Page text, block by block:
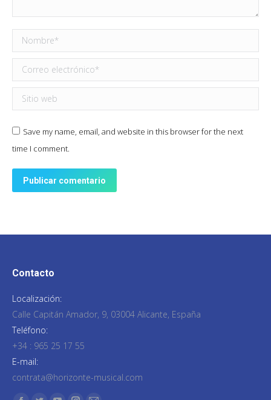
Nombre *
Correo electrónico *
Sitio web
Save my name, email, and website in this browser for the next
time I comment.
Publicar comentario
Contacto
Localización:
Calle Capitán Amador, 9, 03004 Alicante, España
Teléfono:
+34 : 965 25 17 55
E-mail:
contrata@horizonte-musical.com